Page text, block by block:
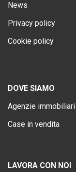
News
Privacy policy
Cookie policy
DOVE SIAMO
Agenzie immobiliari
Case in vendita
LAVORA CON NOI